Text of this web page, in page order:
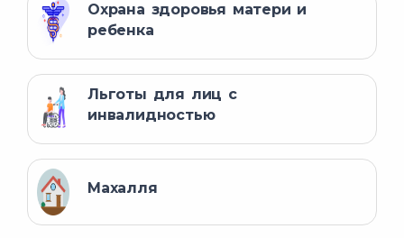
Охрана здоровья матери и
ребенка
Льготы для лиц с
инвалидностью
Махалля